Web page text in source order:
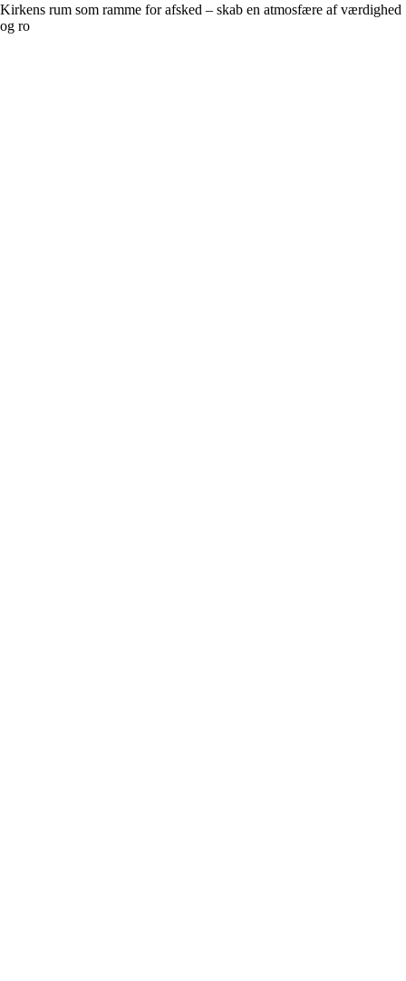
Kirkens rum som ramme for afsked – skab en atmosfære af værdighed
og ro